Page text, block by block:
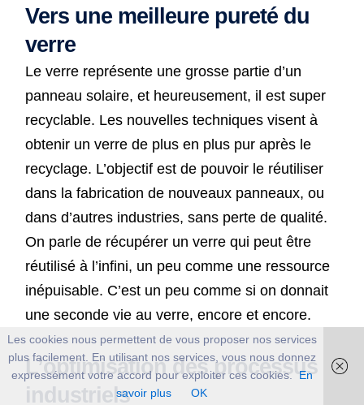
Vers une meilleure pureté du
verre
Le verre représente une grosse partie d’un
panneau solaire, et heureusement, il est super
recyclable. Les nouvelles techniques visent à
obtenir un verre de plus en plus pur après le
recyclage. L’objectif est de pouvoir le réutiliser
dans la fabrication de nouveaux panneaux, ou
dans d’autres industries, sans perte de qualité.
On parle de récupérer un verre qui peut être
réutilisé à l’infini, un peu comme une ressource
inépuisable. C’est un peu comme si on donnait
une seconde vie au verre, encore et encore.
L’optimisation des processus
industriels
Les cookies nous permettent de vous proposer nos services
plus facilement. En utilisant nos services, vous nous donnez
expressément votre accord pour exploiter ces cookies. En
savoir plus
OK